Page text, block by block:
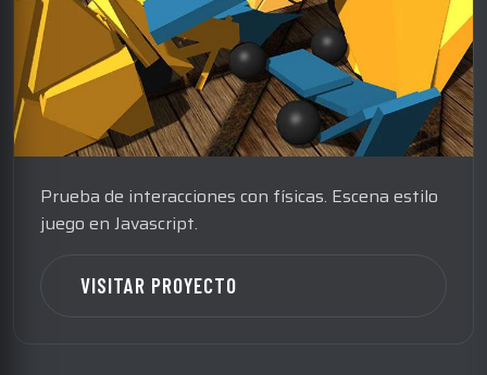
Prueba de interacciones con físicas. Escena estilo
juego en Javascript.
VISITAR PROYECTO